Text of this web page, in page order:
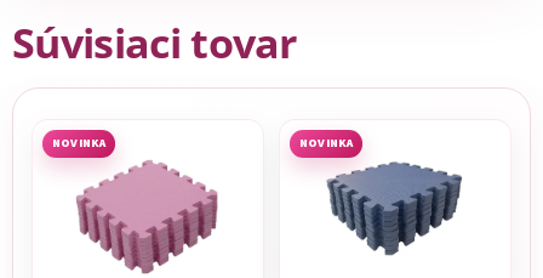
Súvisiaci tovar
NOVINKA NOVINKA